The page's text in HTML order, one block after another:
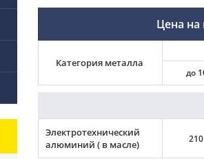
Цена на
Категория металла
до
Электротехнический
алюминий ( в масле)